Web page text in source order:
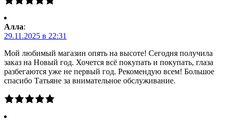
Алла:
29.11.2025 в 22:31
Мой любимый магазин опять на высоте! Сегодня получила
заказ на Новый год. Хочется всё покупать и покупать, глаза
разбегаются уже не первый год. Рекомендую всем! Большое
спасибо Татьяне за внимательное обслуживание.